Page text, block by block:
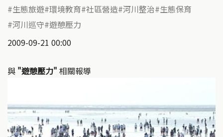
生態旅遊 環境教育 社區營造 河川整治 生態保育
河川巡守 遊憩壓力
2009-09-21 00:00
與 "遊憩壓力" 相關報導